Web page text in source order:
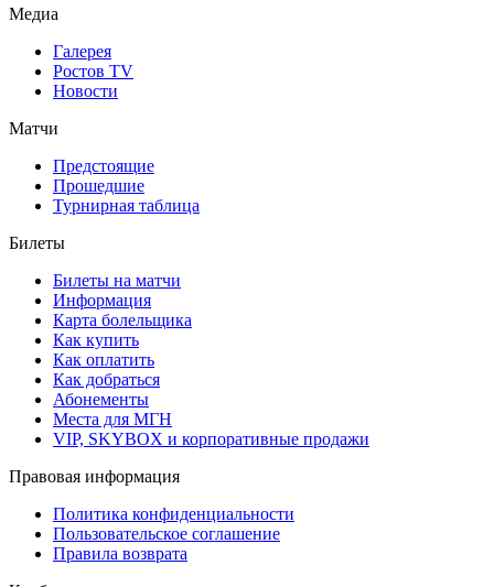
Медиа
Галерея
Ростов TV
Новости
Матчи
Предстоящие
Прошедшие
Турнирная таблица
Билеты
Билеты на матчи
Информация
Карта болельщика
Как купить
Как оплатить
Как добраться
Абонементы
Места для МГН
VIP, SKYBOX и корпоративные продажи
Правовая информация
Политика конфиденциальности
Пользовательское соглашение
Правила возврата